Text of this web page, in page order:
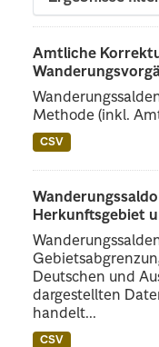
Amtliche
Methode (inkl.
CSV
Herkunftsgebiet
Deutschen und
dargestellten
handelt...
CSV